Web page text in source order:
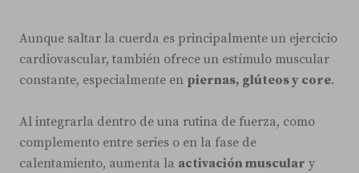
Aunque saltar la cuerda es principalmente un ejercicio
cardiovascular, también ofrece un estímulo muscular
constante, especialmente en piernas, glúteos y core.
Al integrarla dentro de una rutina de fuerza, como
complemento entre series o en la fase de
calentamiento, aumenta la activación muscular y